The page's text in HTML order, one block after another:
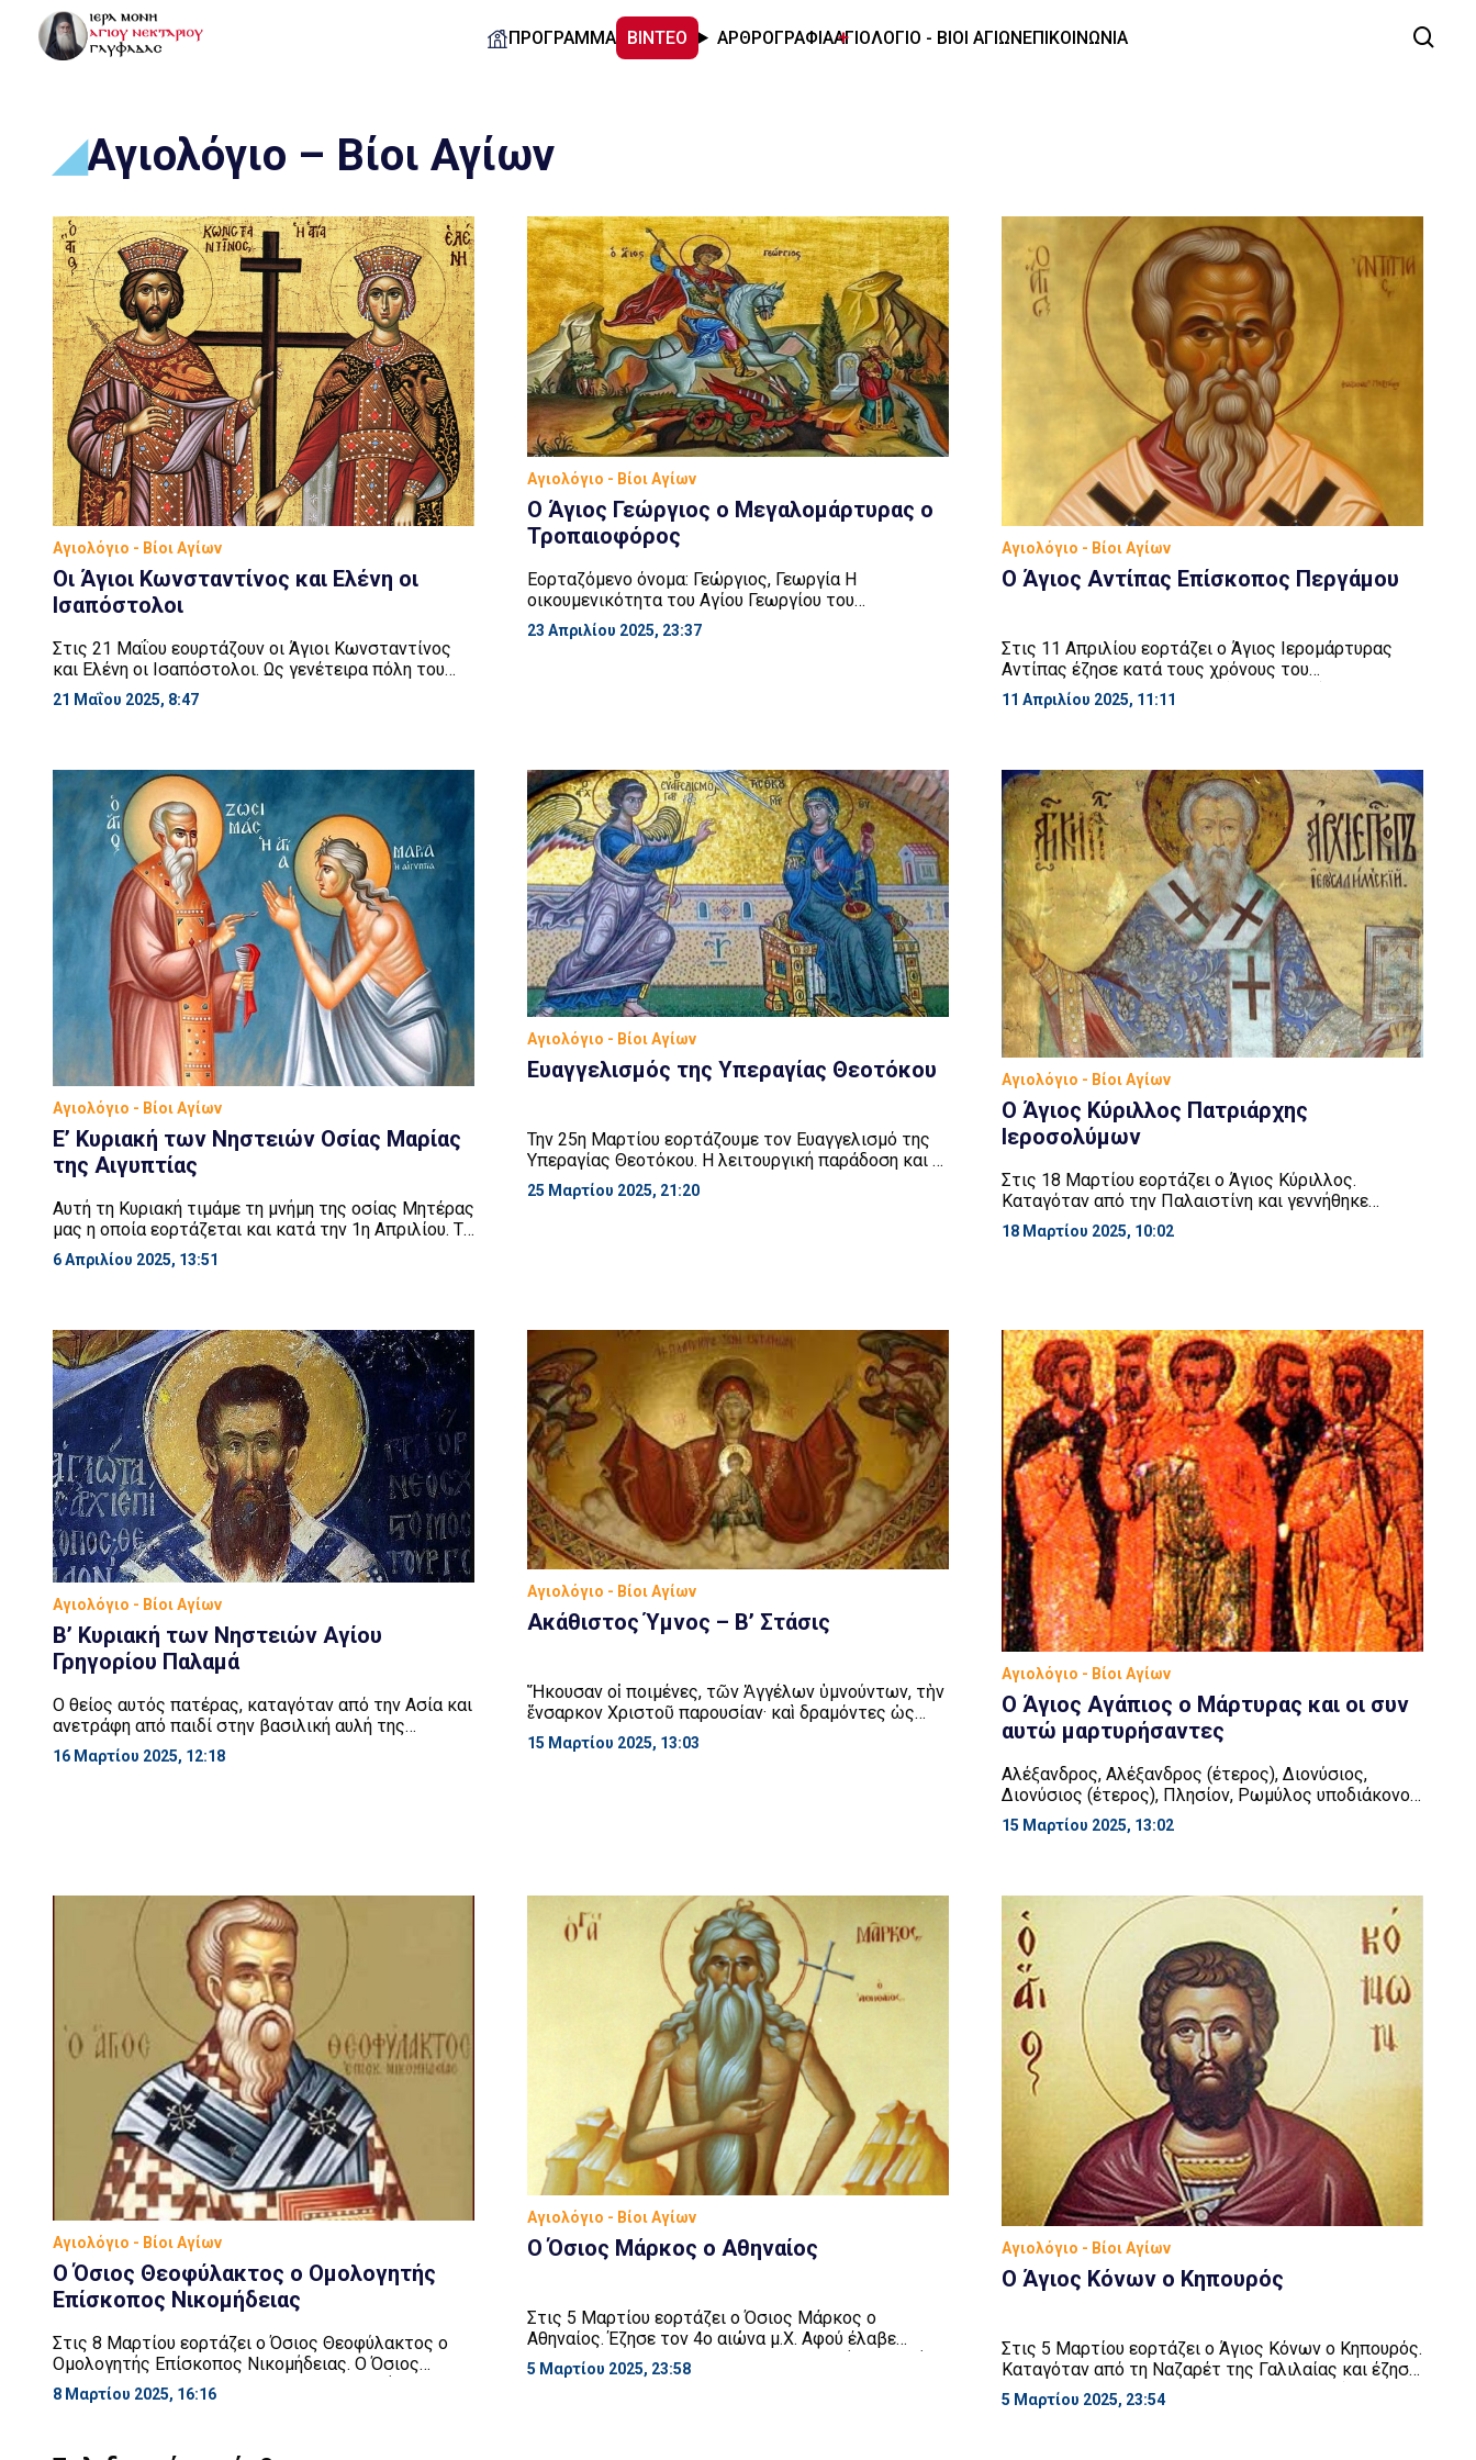
ΠΡΟΓΡΑΜΜΑ ΒΙΝΤΕΟ ΑΡΘΡΟΓΡΑΦΙΑΑΓΙΟΛΟΓΙΟ - ΒΙΟΙ ΑΓΙΩΝΕΠΙΚΟΙΝΩΝΙΑ
Αγιολόγιο – Βίοι Αγίων
Αγιολόγιο - Βίοι Αγίων
Οι Άγιοι Κωνσταντίνος και Ελένη οι
Ισαπόστολοι
Στις 21 Μαΐου εουρτάζουν οι Άγιοι Κωνσταντίνος
και Ελένη οι Ισαπόστολοι. Ως γενέτειρα πόλη του
Μεγάλου Κωνσταντίνου αναφέρεται τόσο η Ταρσός
της Κιλικίας όσο και το Δρέπανο της Βιθυνίας.
Μοισίας. Το ακριβές έτος της γεννήσεώς του δεν
είναι γνωστό, […]
21 Μαΐου 2025, 8:47
Αγιολόγιο - Βίοι Αγίων
Ο Άγιος Γεώργιος ο Μεγαλομάρτυρας ο
Τροπαιοφόρος
Εορταζόμενο όνομα: Γεώργιος, Γεωργία Η
οικουμενικότητα του Αγίου Γεωργίου του
Τροπαιοφόρου, που εκφράζεται μέσα από τη
λειτουργική τέχνη, την τιμή προς τον Άγιο λαών και
23 Απριλίου 2025, 23:37
Αγιολόγιο - Βίοι Αγίων
Ο Άγιος Αντίπας Επίσκοπος Περγάμου
Στις 11 Απριλίου εορτάζει ο Άγιος Ιερομάρτυρας
Αντίπας έζησε κατά τους χρόνους του
αυτοκράτορος Διομιτιανού (81 – 96 μ.Χ.). Ήταν
σύγχρονος των Αγίων Αποστόλων, οι οποίοι και τον
Ιωάννης ήταν εξόριστος στην Πάτμο. Στην
Αποκάλυψη ο Άγιος Αντίπας αποκαλείται από τον
Απόστολο Ιωάννη πιστός […]
11 Απριλίου 2025, 11:11
Αγιολόγιο - Βίοι Αγίων
Ε’ Κυριακή των Νηστειών Οσίας Μαρίας
της Αιγυπτίας
Αυτή τη Κυριακή τιμάμε τη μνήμη της οσίας Μητέρας
μας η οποία εορτάζεται και κατά την 1η Απριλίου. Το
«Ωρολόγιο» γράφει ότι «Πλησιάζοντας το τέλος της
αγίας Σαρακοστής, τάχθηκε να εορτάζεται σήμερα η
μακριά από τους γονείς της και […]
6 Απριλίου 2025, 13:51
Αγιολόγιο - Βίοι Αγίων
Ευαγγελισμός της Υπεραγίας Θεοτόκου
Την 25η Μαρτίου εορτάζουμε τον Ευαγγελισμό της
Υπεραγίας Θεοτόκου. Η λειτουργική παράδοση και η
Ορθόδοξη πνευματικότητα τοποθετούν σε ιδιαίτερη
θέση την σημερινή εορτή του Ευαγγελισμού της
25 Μαρτίου 2025, 21:20
Αγιολόγιο - Βίοι Αγίων
Ο Άγιος Κύριλλος Πατριάρχης
Ιεροσολύμων
Στις 18 Μαρτίου εορτάζει ο Άγιος Κύριλλος.
Καταγόταν από την Παλαιστίνη και γεννήθηκε
πιθανώς το έτος 313 μ.Χ. στα Ιεροσόλυμα.
Χειροτονήθηκε Πρεσβύτερος υπό του Επισκόπου
απομακρύνθηκε από τους αιρετικούς […]
18 Μαρτίου 2025, 10:02
Αγιολόγιο - Βίοι Αγίων
Β’ Κυριακή των Νηστειών Αγίου
Γρηγορίου Παλαμά
Ο θείος αυτός πατέρας, καταγόταν από την Ασία και
ανετράφη από παιδί στην βασιλική αυλή της
Κωνσταντινούπολης. Τελείωσε τις σπουδές του στη
φιλοσοφία, ρητορική και φυσική. Στη λογική, κατά
16 Μαρτίου 2025, 12:18
Αγιολόγιο - Βίοι Αγίων
Ακάθιστος Ύμνος – Β’ Στάσις
Ἤκουσαν oἱ ποιμένες, τῶν Ἀγγέλων ὑμνούντων, τὴν
ἔνσαρκον Χριστοῦ παρουσίαν· καὶ δραμόντες ὡς
πρὸς ποιμένα, θεωροῦσι τοῦτον ὡς ἀμνὸν ἄμωμον,
ἐν γαστρὶ τῆς Μαρίας βοσκηθέντα, ἥν ὑμνοῦντες
15 Μαρτίου 2025, 13:03
Αγιολόγιο - Βίοι Αγίων
Ο Άγιος Αγάπιος ο Μάρτυρας και οι συν
αυτώ μαρτυρήσαντες
Αλέξανδρος, Αλέξανδρος (έτερος), Διονύσιος,
Διονύσιος (έτερος), Πλησίον, Ρωμύλος υποδιάκονος
και Τιμόλαος Ο Άγιος Αγάπιος καταγόταν από την
Γάζα της Φοινίκης, οι Άγιοι Αλέξανδροι από την
Ρωμύλος από τη Διόσπολη και ο Άγιος Τιμόλαος από
τον Πόντο. Αυτοί, ενώ […]
15 Μαρτίου 2025, 13:02
Αγιολόγιο - Βίοι Αγίων
Ο Όσιος Θεοφύλακτος ο Ομολογητής
Επίσκοπος Νικομήδειας
Στις 8 Μαρτίου εορτάζει ο Όσιος Θεοφύλακτος ο
Ομολογητής Επίσκοπος Νικομήδειας. Ο Όσιος
Θεοφύλακτος καταγόταν από την Ανατολή και έζησε
κατά τους χρόνους του αυτοκράτορα Λέοντος του
8 Μαρτίου 2025, 16:16
Αγιολόγιο - Βίοι Αγίων
Ο Όσιος Μάρκος ο Αθηναίος
Στις 5 Μαρτίου εορτάζει ο Όσιος Μάρκος ο
Αθηναίος. Έζησε τον 4ο αιώνα μ.Χ. Αφού έλαβε
αξιόλογη μόρφωση, εγκατέλειψε την Αθήνα και πήγε
στην Αντιόχεια, όπου μαθήτευσε κοντά στον Άγιο
5 Μαρτίου 2025, 23:58
Αγιολόγιο - Βίοι Αγίων
Ο Άγιος Κόνων ο Κηπουρός
Στις 5 Μαρτίου εορτάζει ο Άγιος Κόνων ο Κηπουρός.
Καταγόταν από τη Ναζαρέτ της Γαλιλαίας και έζησε
κατά τα χρόνια της βασιλείας του Δεκίου (249 – 251
μ.Χ.). Αφού ήλθε στην χώρα της Παμφυλίας και
5 Μαρτίου 2025, 23:54